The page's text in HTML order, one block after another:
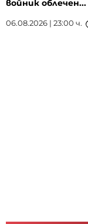
войник облечен...
06.08.2026 | 23:00 ч.